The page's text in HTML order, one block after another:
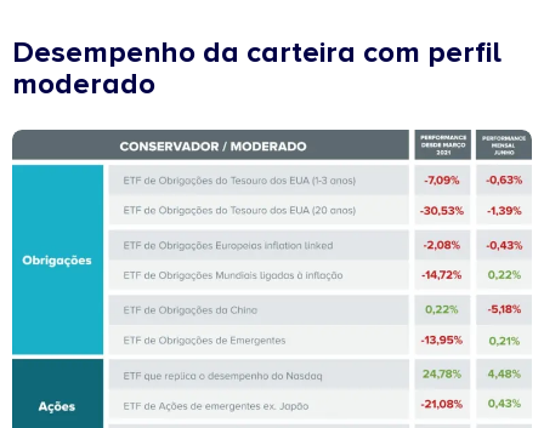
Desempenho da carteira com perfil
moderado